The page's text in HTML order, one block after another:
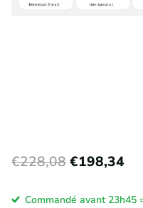
€228,08€198,34
Commandé avant 23h45